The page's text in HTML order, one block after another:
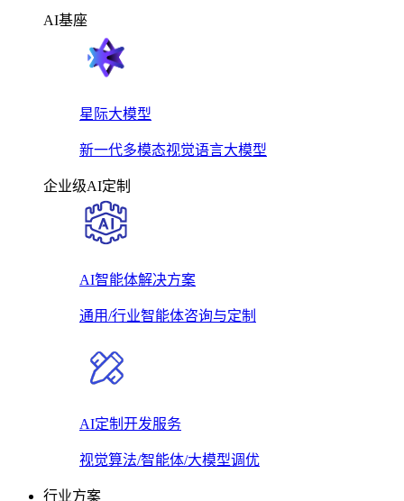
AI基座
星际大模型
新一代多模态视觉语言大模型
企业级AI定制
AI智能体解决方案
通用/行业智能体咨询与定制
AI定制开发服务
视觉算法/智能体/大模型调优
行业方案